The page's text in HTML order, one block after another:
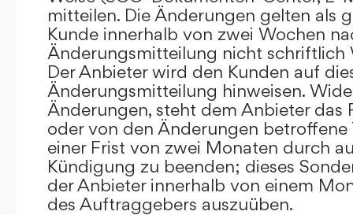
mitteilen. Die Änderungen gelten als
Kunde innerhalb von zwei Wochen
Änderungsmitteilung nicht schriftlich
Der Anbieter wird den Kunden auf
Änderungsmitteilung hinweisen.
Änderungen, steht dem Anbieter das
oder von den Änderungen betroffene
einer Frist von zwei Monaten durch
Kündigung zu beenden; dieses
der Anbieter innerhalb von einem
des Auftraggebers auszuüben.